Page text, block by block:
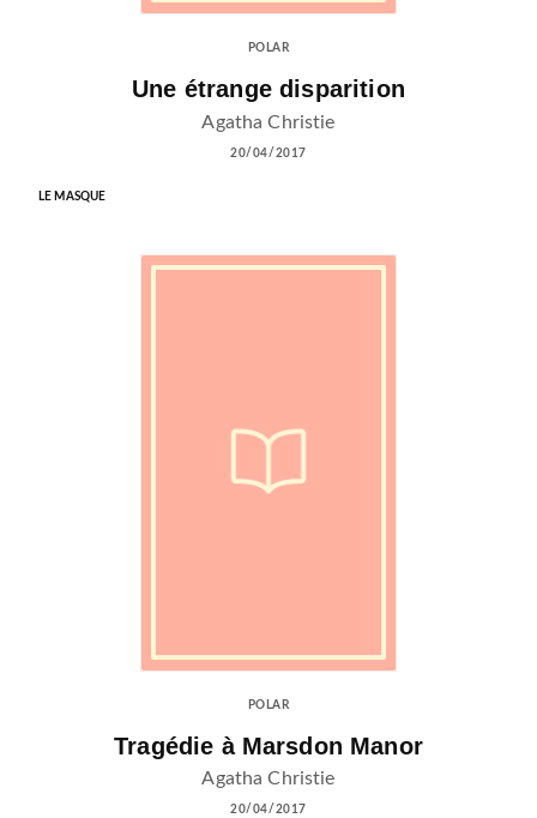
POLAR
Une étrange disparition
Agatha Christie
20/04/2017
LE MASQUE
POLAR
Tragédie à Marsdon Manor
Agatha Christie
20/04/2017